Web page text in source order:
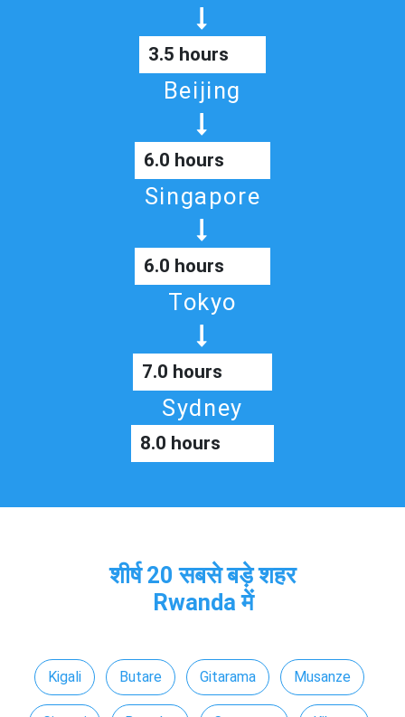
3.5 hours
Beijing
6.0 hours
Singapore
6.0 hours
Tokyo
7.0 hours
Sydney
8.0 hours
शीर्ष 20 सबसे बड़े शहर
Rwanda में
Kigali Butare Gitarama Musanze